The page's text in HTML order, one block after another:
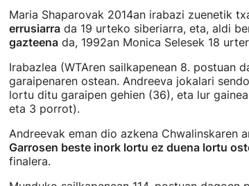
Maria Shaparovak 2014an irabazi zuenetik
errusiarra da 19 urteko siberiarra, eta, aldi
gazteena da, 1992an Monica Selesek 18
Irabazlea (WTAren sailkapenean 8. postuan
garaipenaren ostean. Andreeva jokalari
lortu ditu garaipen gehien (36), eta lur
eta 3 porrot).
Andreevak eman dio azkena Chwalinskaren
Garrosen beste inork lortu ez duena lortu
finalera.